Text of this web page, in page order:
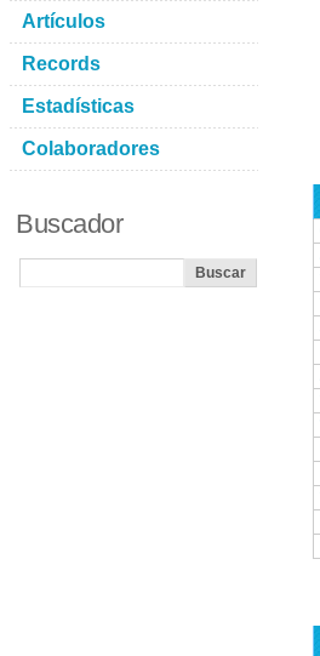
Artículos
Records
Estadísticas
Colaboradores
Buscador